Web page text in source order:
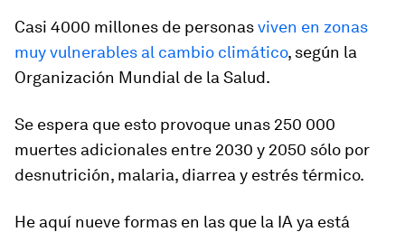
Casi 4000 millones de personasviven en zonas
muy vulnerables al cambio climático, según la
Organización Mundial de la Salud.
Se espera que esto provoque unas 250 000
muertes adicionales entre 2030 y 2050 sólo por
desnutrición, malaria, diarrea y estrés térmico.
He aquí nueve formas en las que la IA ya está